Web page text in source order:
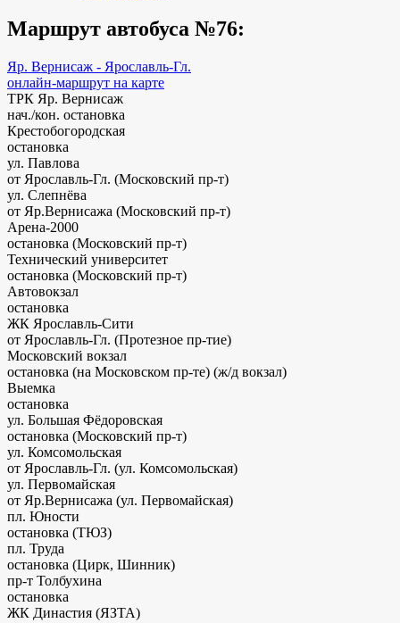
Маршрут автобуса №76:
Яр. Вернисаж - Ярославль-Гл.
онлайн-маршрут на карте
ТРК Яр. Вернисаж
нач./кон. остановка
Крестобогородская
остановка
ул. Павлова
от Ярославль-Гл. (Московский пр-т)
ул. Слепнёва
от Яр.Вернисажа (Московский пр-т)
Арена-2000
остановка (Московский пр-т)
Технический университет
остановка (Московский пр-т)
Автовокзал
остановка
ЖК Ярославль-Сити
от Ярославль-Гл. (Протезное пр-тие)
Московский вокзал
остановка (на Московском пр-те) (ж/д вокзал)
Выемка
остановка
ул. Большая Фёдоровская
остановка (Московский пр-т)
ул. Комсомольская
от Ярославль-Гл. (ул. Комсомольская)
ул. Первомайская
от Яр.Вернисажа (ул. Первомайская)
пл. Юности
остановка (ТЮЗ)
пл. Труда
остановка (Цирк, Шинник)
пр-т Толбухина
остановка
ЖК Династия (ЯЗТА)